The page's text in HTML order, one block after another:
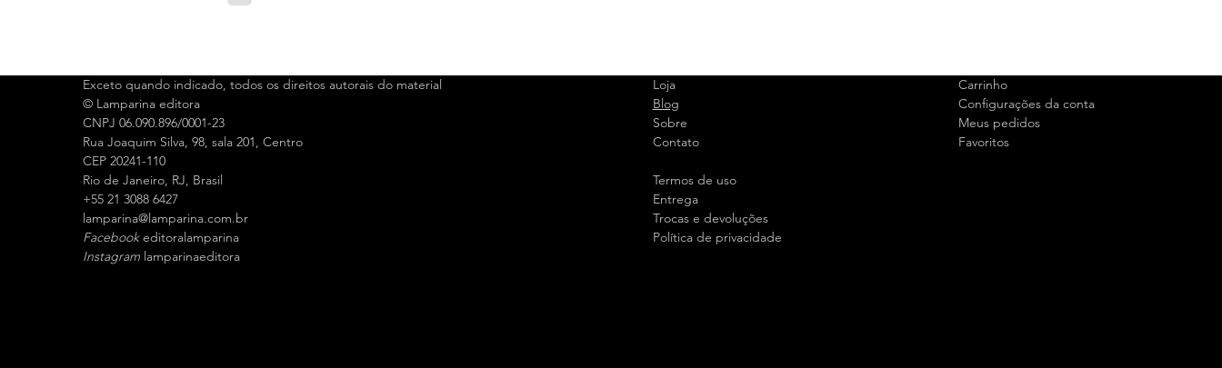
Exceto quando indicado, todos os direitos autorais do material
© Lamparina editora
CNPJ 06.090.896/0001-23
Rua Joaquim Silva, 98, sala 201, Centro
CEP 20241-110
Rio de Janeiro, RJ, Brasil
+55 21 3088 6427
amparina@lamparina.com.br
Facebook editoralamparina
Instagram lamparinaeditora
Loja
Blog
Sobre
Contato
Termos de uso
Entrega
Trocas e devoluções
Política de privacidade
Carrinho
Configurações da conta
Meus pedidos
Favoritos